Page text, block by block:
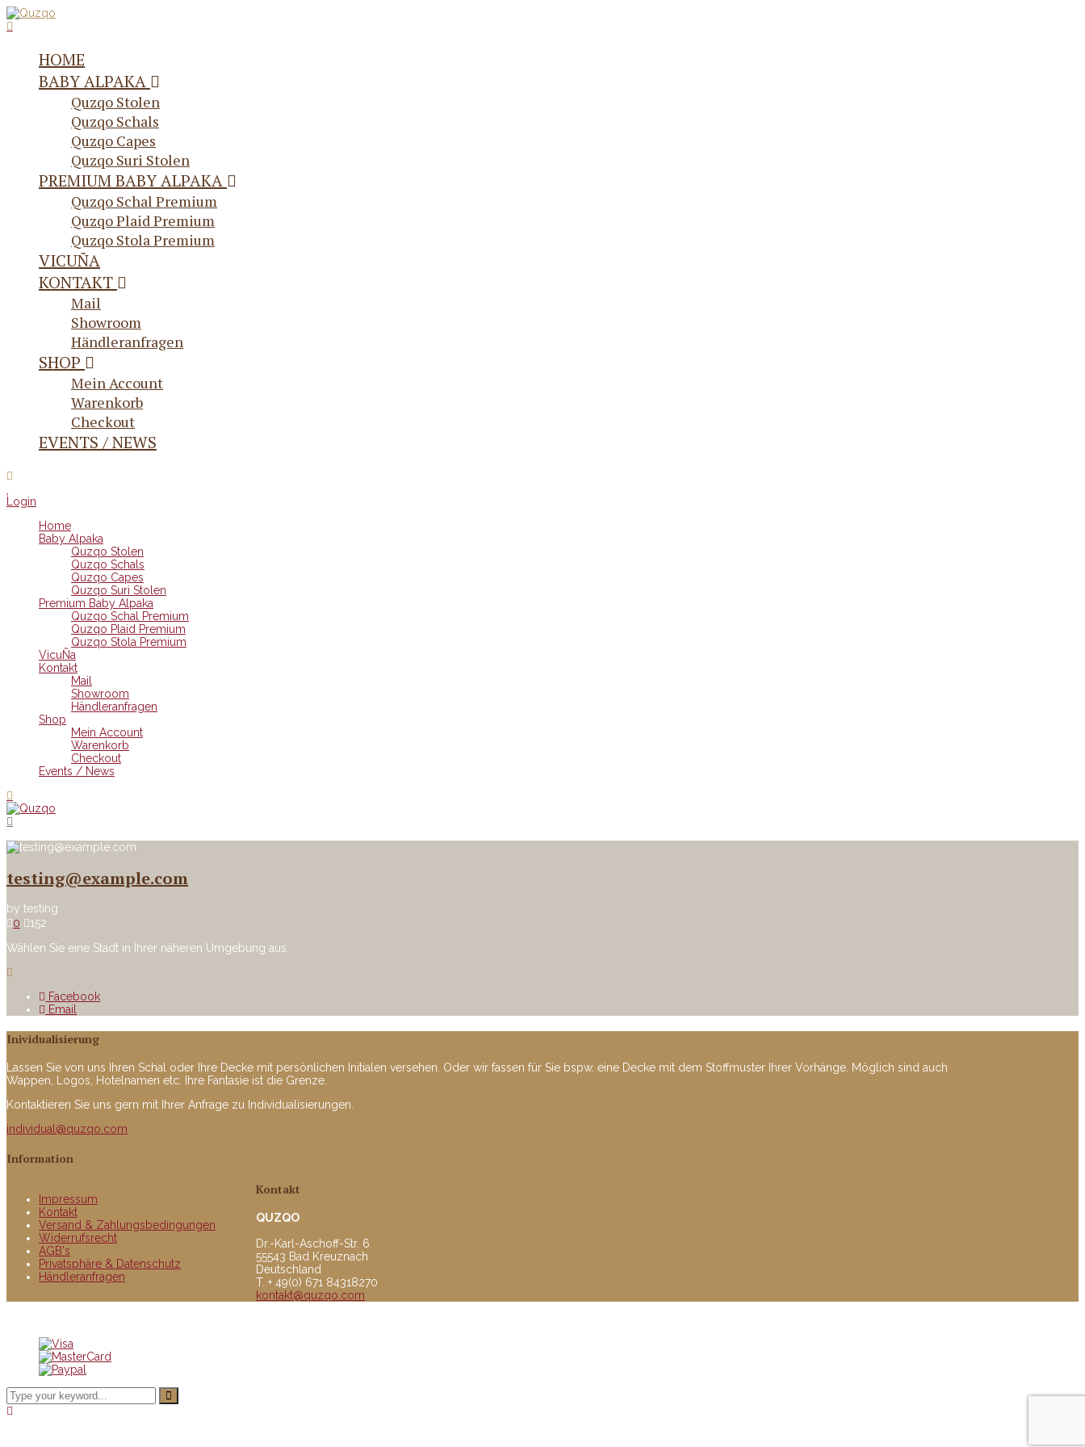
HOME
BABY ALPAKA
Quzqo Stolen
Quzqo Schals
Quzqo Capes
Quzqo Suri Stolen
PREMIUM BABY ALPAKA
Quzqo Schal Premium
Quzqo Plaid Premium
Quzqo Stola Premium
VICUÑA
KONTAKT
Mail
Showroom
Händleranfragen
SHOP
Mein Account
Warenkorb
Checkout
EVENTS / NEWS
Login
Home
Baby Alpaka
Quzqo Stolen
Quzqo Schals
Quzqo Capes
Quzqo Suri Stolen
Premium Baby Alpaka
Quzqo Schal Premium
Quzqo Plaid Premium
Quzqo Stola Premium
VicuÑa
Kontakt
Mail
Showroom
Händleranfragen
Shop
Mein Account
Warenkorb
Checkout
Events / News
testing@example.com
by testing
0
152
Wählen Sie eine Stadt in Ihrer näheren Umgebung aus.
Facebook
Email
Inividualisierung
Lassen Sie von uns Ihren Schal oder Ihre Decke mit persönlichen Initialen versehen. Oder wir fassen für Sie bspw. eine Decke mit dem Stoffmuster Ihrer Vorhänge. Möglich sind auch
Wappen, Logos, Hotelnamen etc. Ihre Fantasie ist die Grenze.
Kontaktieren Sie uns gern mit Ihrer Anfrage zu Individualisierungen.
individual@quzqo.com
Information
Impressum
Kontakt
Versand & Zahlungsbedingungen
Widerrufsrecht
AGB's
Privatsphäre & Datenschutz
Händleranfragen
Kontakt
QUZQO
Dr.-Karl-Aschoff-Str. 6
55543 Bad Kreuznach
Deutschland
T. + 49(0) 671 84318270
kontakt@quzqo.com